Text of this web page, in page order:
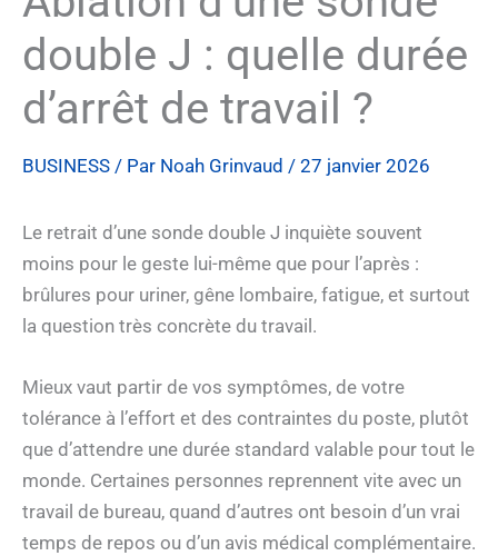
double J : quelle durée
d’arrêt de travail ?
BUSINESS / Par Noah Grinvaud / 27 janvier 2026
Le retrait d’une sonde double J inquiète souvent
moins pour le geste lui-même que pour l’après :
brûlures pour uriner, gêne lombaire, fatigue, et surtout
la question très concrète du travail.
Mieux vaut partir de vos symptômes, de votre
tolérance à l’effort et des contraintes du poste, plutôt
que d’attendre une durée standard valable pour tout le
monde. Certaines personnes reprennent vite avec un
travail de bureau, quand d’autres ont besoin d’un vrai
temps de repos ou d’un avis médical complémentaire.